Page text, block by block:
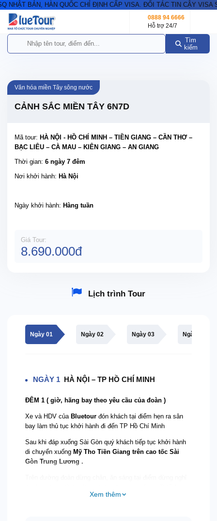
BẢN, HÀN QUỐC CHỈ ĐỊNH CẤP VISA. ĐỐI TÁC TIN CẬY VISA
0888 94 6666
Hỗ trợ 24/7
Tìm
kiếm
Văn hóa miền Tây sông nước
CẢNH SẮC MIỀN TÂY 6N7D
Mã tour: HÀ NỘI - HỒ CHÍ MINH – TIỀN GIANG – CẦN THƠ –
BẠC LIÊU – CÀ MAU – KIÊN GIANG – AN GIANG
Thời gian: 6 ngày 7 đêm
Nơi khởi hành: Hà Nội
Ngày khởi hành: Hàng tuần
Giá Tour:
8.690.000đ
Lịch trình Tour
Ngày 01 Ngày 02 Ngày 03 Ngày 04
NGÀY 1 HÀ NỘI – TP HỒ CHÍ MINH
ĐÊM 1 ( giờ, hãng bay theo yêu cầu của đoàn )
Xe và HDV của Bluetour đón khách tại điểm hẹn ra sân
bay làm thủ tục khởi hành đi đến TP Hồ Chí Minh
Sau khi đáp xuống Sài Gòn quý khách tiếp tục khởi hành
di chuyển xuống Mỹ Tho Tiền Giang trên cao tốc Sài
Gòn Trung Lương .
tiêu chuẩn 80k/ khách)
Xem thêm